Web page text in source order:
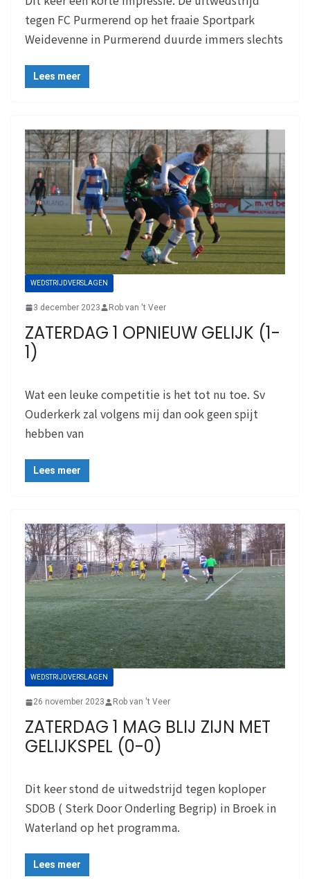
tegen FC Purmerend op het fraaie Sportpark
Weidevenne in Purmerend duurde immers slechts
Lees meer
WEDSTRIJDVERSLAGEN
3 december 2023 Rob van 't Veer
ZATERDAG 1 OPNIEUW GELIJK (1-
1)
Wat een leuke competitie is het tot nu toe. Sv
Ouderkerk zal volgens mij dan ook geen spijt
hebben van
Lees meer
WEDSTRIJDVERSLAGEN
26 november 2023 Rob van 't Veer
ZATERDAG 1 MAG BLIJ ZIJN MET
GELIJKSPEL (0-0)
Dit keer stond de uitwedstrijd tegen koploper
SDOB ( Sterk Door Onderling Begrip) in Broek in
Waterland op het programma.
Lees meer